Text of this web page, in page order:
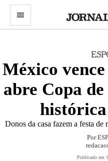
menu
México
abre Copa
Donos da casa fazem a festa
Por
Publicado em